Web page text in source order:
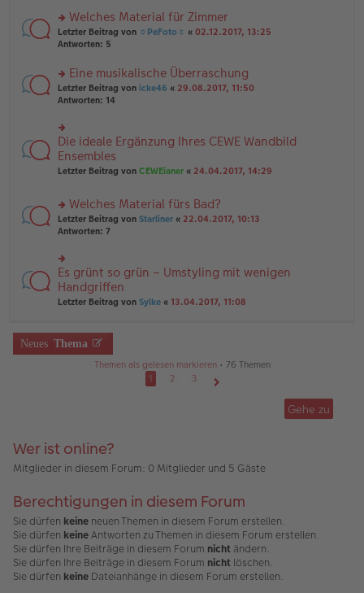
ei
tr
a
es
e
n
er
ei
tr
a
n
g
el
e
n
er
tr
a
g
rs
te
n
g
el
e
n
er
B
ei
a
g
Welches Material für Zimmer
Letzter Beitrag von ☼PeFoto☼ « 02.12.2017, 13:25
Antworten: 5
rs
te
u
n
g
el
es
er
B
ei
a
g
Eine musikalische Überraschung
Letzter Beitrag von icke46 « 29.08.2017, 11:50
Antworten: 14
rs
te
r
u
g
el
es
e
er
B
ei
tr
Die ideale Ergänzung Ihres CEWE Wandbild
Ensembles
Letzter Beitrag von CEWEianer « 24.04.2017, 14:29
rs
te
u
n
g
el
es
er
B
Welches Material fürs Bad?
Letzter Beitrag von Starliner « 22.04.2017, 10:13
Antworten: 7
rs
te
r
u
g
el
es
g
Es grünt so grün – Umstyling mit wenigen
Handgriffen
Letzter Beitrag von Sylke « 13.04.2017, 11:08
Neues Thema
Themen als gelesen markieren• 76 Themen
1
2
3
Gehe zu
Wer ist online?
Mitglieder in diesem Forum: 0 Mitglieder und 5 Gäste
Berechtigungen in diesem Forum
Sie dürfen keine neuen Themen in diesem Forum erstellen.
Sie dürfen keineAntworten zu Themen in diesem Forum erstellen.
Sie dürfen Ihre Beiträge in diesem Forum nicht ändern.
Sie dürfen Ihre Beiträge in diesem Forum nicht löschen.
Sie dürfen keine Dateianhänge in diesem Forum erstellen.